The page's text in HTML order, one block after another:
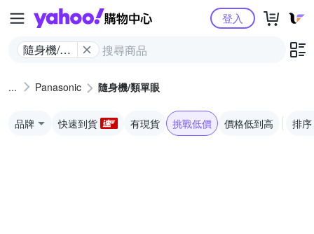
Yahoo購物中心
隨身機/類
登入
Panasonic 隨身機/類單眼
品牌 快速到貨 有現貨 挑戰低價 價格低到高 排序